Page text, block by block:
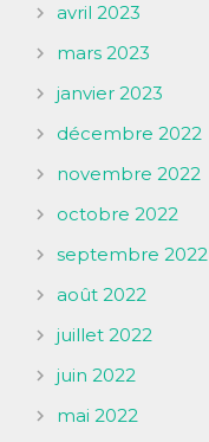
avril 2023
mars 2023
janvier 2023
décembre 2022
novembre 2022
octobre 2022
septembre 2022
août 2022
juillet 2022
juin 2022
mai 2022